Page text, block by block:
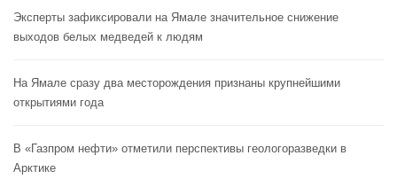
Эксперты зафиксировали на Ямале значительное снижение
выходов белых медведей к людям
На Ямале сразу два месторождения признаны крупнейшими
открытиями года
В «Газпром нефти» отметили перспективы геологоразведки в
Арктике